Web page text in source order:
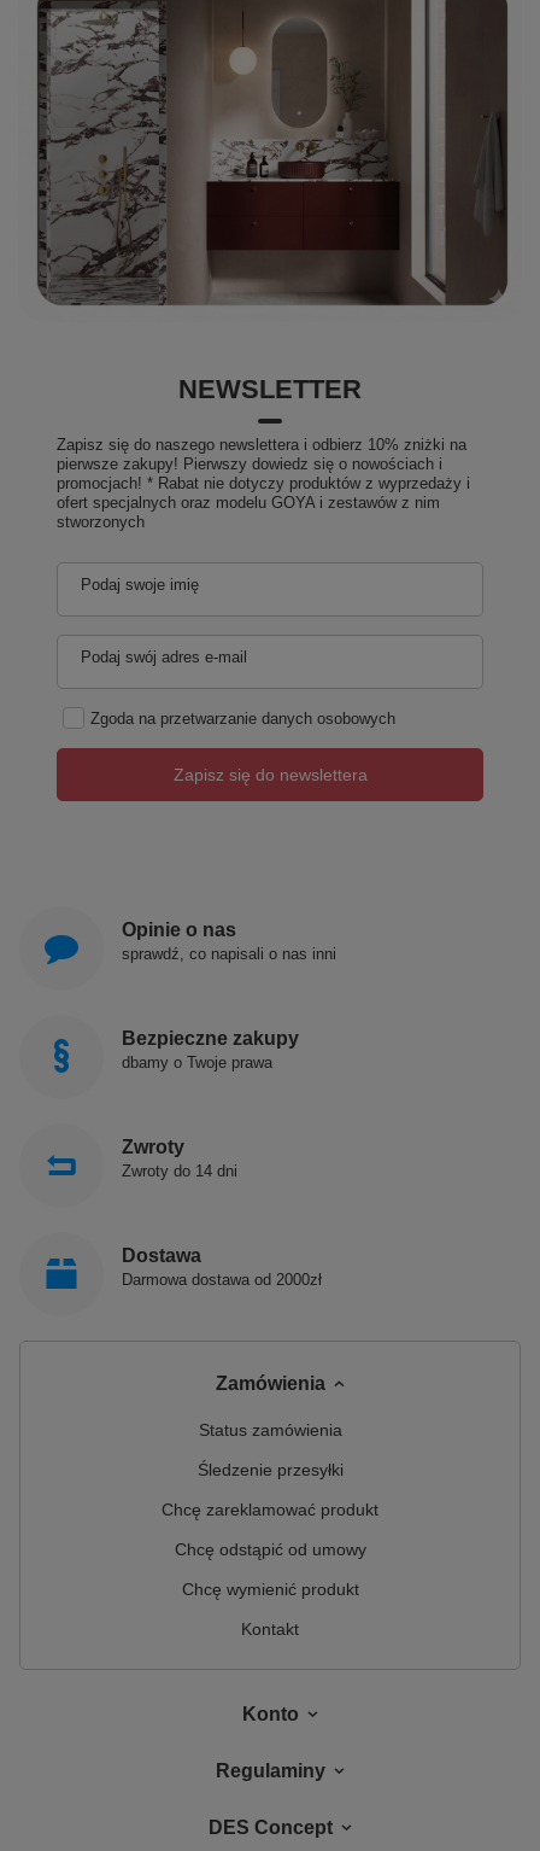
NEWSLETTER
Zapisz się do naszego newslettera i odbierz 10% zniżki na
pierwsze zakupy! Pierwszy dowiedz się o nowościach i
promocjach! * Rabat nie dotyczy produktów z wyprzedaży i
ofert specjalnych oraz modelu GOYA i zestawów z nim
stworzonych
Podaj swoje imię
Podaj swój adres e-mail
Zgoda na przetwarzanie danych osobowych
Zapisz się do newslettera
Opinie o nas
sprawdź, co napisali o nas inni
Bezpieczne zakupy
dbamy o Twoje prawa
Zwroty
Zwroty do 14 dni
Dostawa
Darmowa dostawa od 2000zł
Zamówienia
Status zamówienia
Śledzenie przesyłki
Chcę zareklamować produkt
Chcę odstąpić od umowy
Chcę wymienić produkt
Kontakt
Konto
Regulaminy
DES Concept